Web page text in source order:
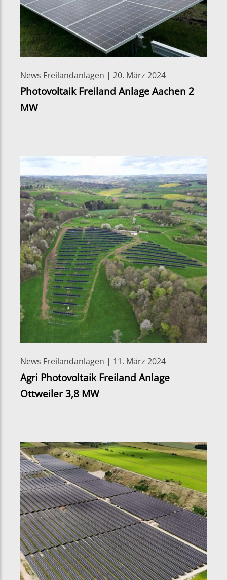
News Freilandanlagen | 20. März 2024
Photovoltaik Freiland Anlage Aachen 2
MW
News Freilandanlagen | 11. März 2024
Agri Photovoltaik Freiland Anlage
Ottweiler 3,8 MW